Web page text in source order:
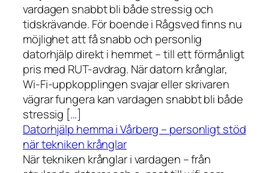
vardagen snabbt bli både stressig och
tidskrävande. För boende i Rågsved finns nu
möjlighet att få snabb och personlig
datorhjälp direkt i hemmet – till ett förmånligt
pris med RUT-avdrag. När datorn krånglar,
Wi-Fi-uppkopplingen svajar eller skrivaren
vägrar fungera kan vardagen snabbt bli både
stressig […]
Datorhjälp hemma i Vårberg – personligt stöd
när tekniken krånglar
När tekniken krånglar i vardagen – från